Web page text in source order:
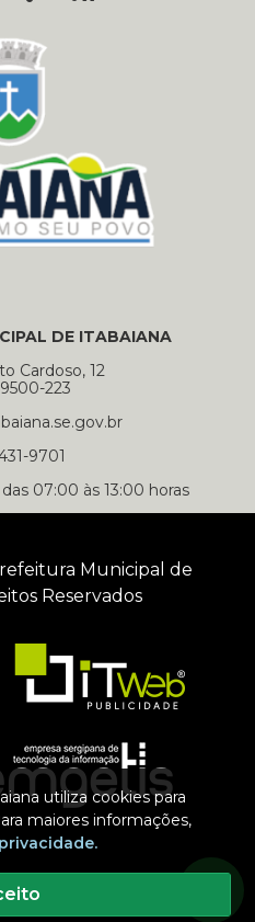
utiliza cookies para
maiores informações,
DE ITABAIANA
Cardoso, 12
223
9701
07:00 às 13:00 horas
Municipal de
Reservados